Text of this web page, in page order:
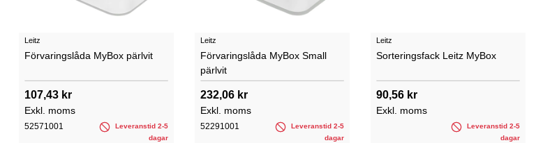
Leitz
Förvaringslåda MyBox pärlvit
107,43 kr
Exkl. moms
52571001
Leveranstid 2-5
dagar
Leitz
Förvaringslåda MyBox Small
pärlvit
232,06 kr
Exkl. moms
52291001
Leveranstid 2-5
dagar
Leitz
Sorteringsfack Leitz MyBox
90,56 kr
Exkl. moms
Leveranstid 2-5
dagar